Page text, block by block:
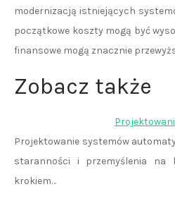
modernizacją istniejących
początkowe koszty mogą być
finansowe mogą znacznie
Zobacz także
Projektowanie systemów
staranności i przemyślenia na
krokiem…